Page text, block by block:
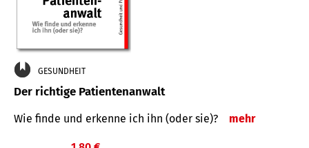
GESUNDHEIT
Der richtige Patientenanwalt
Wie finde und erkenne ich ihn (oder sie)? mehr